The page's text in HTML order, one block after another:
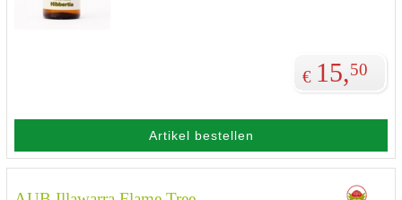
€ 15,50
Artikel bestellen